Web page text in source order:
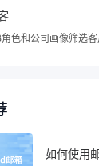
色和公司画像筛选客